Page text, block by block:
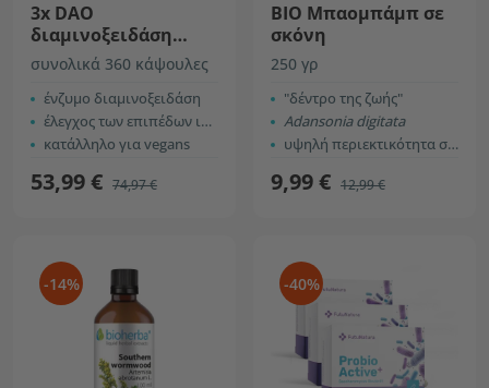
3x DAO
διαμινοξειδάση
100.000 HDU
συνολικά 360 κάψουλες
ένζυμο διαμινοξειδάση
έλεγχος των επιπέδων ισταμίνης στο σώμα
κατάλληλο για vegans
53,99 € 74,97 €
BIO Mπαομπάμπ σε
σκόνη
250 γρ
"δέντρο της ζωής"
Adansonia digitata
υψηλή περιεκτικότητα σε ίνες
9,99 € 12,99 €
-14% -40%